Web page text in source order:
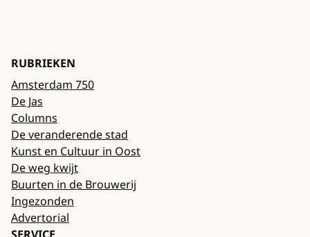
RUBRIEKEN
Amsterdam 750
De Jas
Columns
De veranderende stad
Kunst en Cultuur in Oost
De weg kwijt
Buurten in de Brouwerij
Ingezonden
Advertorial